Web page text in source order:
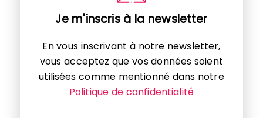
Je m'inscris à la newsletter
En vous inscrivant à notre newsletter,
vous acceptez que vos données soient
utilisées comme mentionné dans notre
Politique de confidentialité